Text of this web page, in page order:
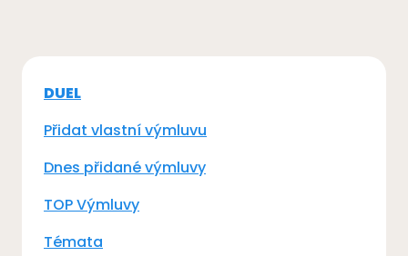
DUEL
Přidat vlastní výmluvu
Dnes přidané výmluvy
TOP Výmluvy
Témata